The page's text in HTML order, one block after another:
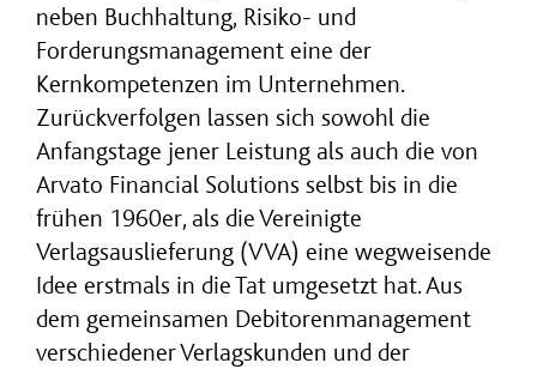
neben Buchhaltung, Risiko- und
Forderungsmanagement eine der
Kernkompetenzen im Unternehmen.
Zurückverfolgen lassen sich sowohl die
Anfangstage jener Leistung als auch die von
Arvato Financial Solutions selbst bis in die
frühen 1960er, als die Vereinigte
Verlagsauslieferung (VVA) eine wegweisende
Idee erstmals in die Tat umgesetzt hat. Aus
dem gemeinsamen Debitorenmanagement
verschiedener Verlagskunden und der